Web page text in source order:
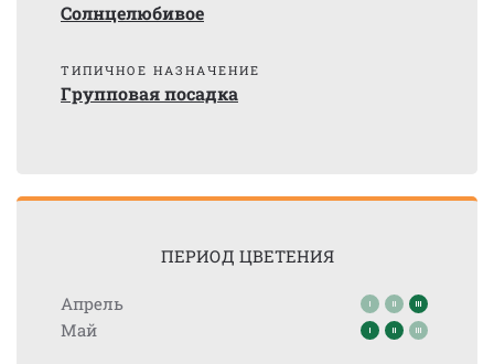
Солнцелюбивое
ТИПИЧНОЕ НАЗНАЧЕНИЕ
Групповая посадка
ПЕРИОД ЦВЕТЕНИЯ
Апрель
Май